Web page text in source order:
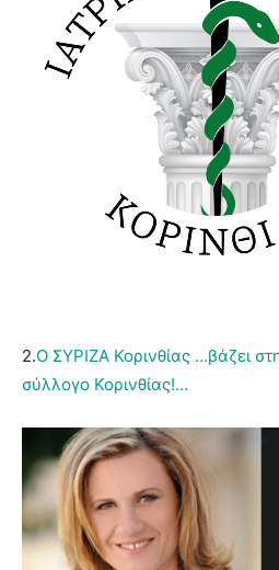
2.Ο ΣΥΡΙΖΑ Κορινθίας …βάζει
σύλλογο Κορινθίας!…